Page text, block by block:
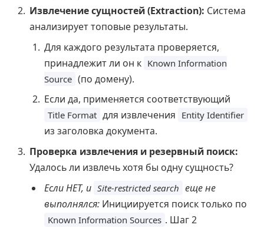
Извлечение сущностей (Extraction): Система
анализирует топовые результаты.
Для каждого результата проверяется,
принадлежит ли он к Known Information
Source (по домену).
Если да, применяется соответствующий
Title Format для извлечения Entity Identifier
из заголовка документа.
Проверка извлечения и резервный поиск:
Удалось ли извлечь хотя бы одну сущность?
Если НЕТ, и Site-restricted search еще не
выполнялся: Инициируется поиск только по
Known Information Sources . Шаг 2